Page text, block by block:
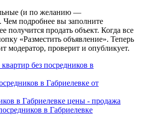
(и по желанию —
Чем подробнее вы заполните
получится продать объект. Когда все
«Разместить объявление». Теперь
модератор, проверит и опубликует.
без посредников в
в Габриелевке от
в Габриелевке цены - продажа
в Габриелевке